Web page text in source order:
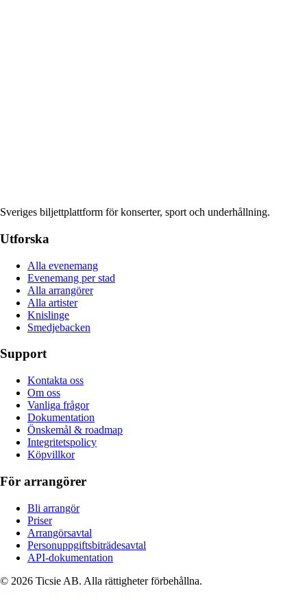
Sveriges biljettplattform för konserter, sport och underhållning.
Utforska
Alla evenemang
Evenemang per stad
Alla arrangörer
Alla artister
Knislinge
Smedjebacken
Support
Kontakta oss
Om oss
Vanliga frågor
Dokumentation
Önskemål & roadmap
Integritetspolicy
Köpvillkor
För arrangörer
Bli arrangör
Priser
Arrangörsavtal
Personuppgiftsbiträdesavtal
API-dokumentation
© 2026 Ticsie AB. Alla rättigheter förbehållna.